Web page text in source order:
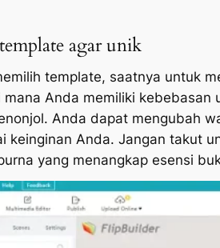
agar unik
template, saatnya untuk
Anda memiliki
Anda dapat mengubah
keinginan Anda. Jangan takut
yang menangkap esensi